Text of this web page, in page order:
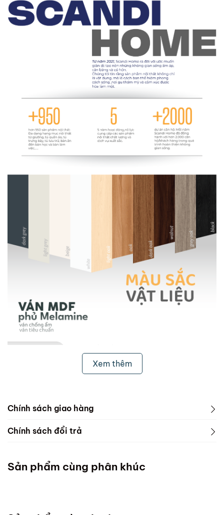
Xem thêm
Chính sách giao hàng
1. Freeship & Lắp đặt cho khách hàng các tỉnh thành
Miền Bắc
Chính sách đổi trả
Sản phẩm cùng phân khúc